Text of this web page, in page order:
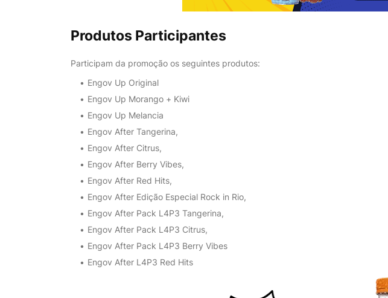
Produtos Participantes
Participam da promoção os seguintes produtos:
Engov Up Original
Engov Up Morango + Kiwi
Engov Up Melancia
Engov After Tangerina,
Engov After Citrus,
Engov After Berry Vibes,
Engov After Red Hits,
Engov After Edição Especial Rock in Rio,
Engov After Pack L4P3 Tangerina,
Engov After Pack L4P3 Citrus,
Engov After Pack L4P3 Berry Vibes
Engov After L4P3 Red Hits